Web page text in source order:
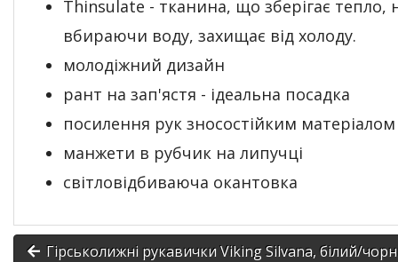
Thinsulate - тканина, що зберігає тепло,
вбираючи воду, захищає від холоду.
молодіжний дизайн
рант на зап'ястя - ідеальна посадка
посилення рук зносостійким матеріалом
манжети в рубчик на липучці
світловідбиваюча окантовка
Гірськолижні рукавички Viking Silvana, білий/